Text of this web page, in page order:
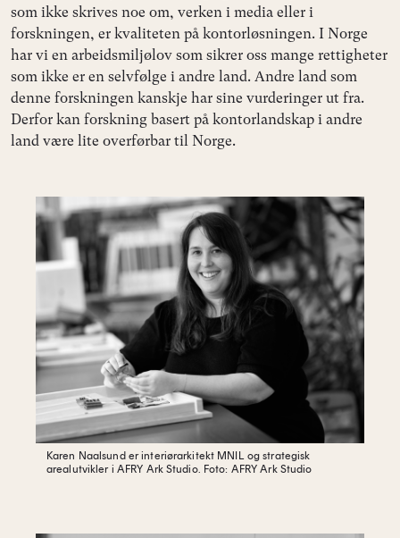
som ikke skrives noe om, verken i media eller i
forskningen, er kvaliteten på kontorløsningen. I Norge
har vi en arbeidsmiljølov som sikrer oss mange rettigheter
som ikke er en selvfølge i andre land. Andre land som
denne forskningen kanskje har sine vurderinger ut fra.
Derfor kan forskning basert på kontorlandskap i andre
land være lite overførbar til Norge.
Karen Naalsund er interiørarkitekt MNIL og strategisk
arealutvikler i AFRY Ark Studio. Foto: AFRY Ark Studio